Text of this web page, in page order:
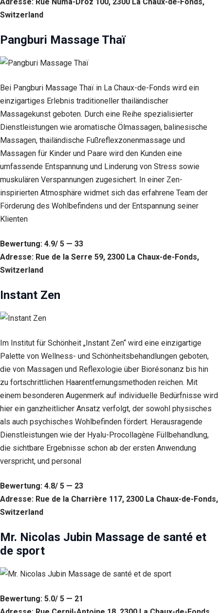
Switzerland
Pangburi Massage Thaï
Bei Pangburi Massage Thaï in La Chaux-de-Fonds wird ein
einzigartiges Erlebnis traditioneller thailändischer
Massagekunst geboten. Durch eine Reihe spezialisierter
Dienstleistungen wie aromatische Ölmassagen, balinesische
Massagen, thailändische Fußreflexzonenmassage und
Massagen für Kinder und Paare wird den Kunden eine
umfassende Entspannung und Linderung von Stress sowie
muskulären Verspannungen zugesichert. In einer Zen-
inspirierten Atmosphäre widmet sich das erfahrene Team der
Förderung des Wohlbefindens und der Entspannung seiner
Klienten
Bewertung: 4.9/ 5 — 33
Adresse: Rue de la Serre 59, 2300 La Chaux-de-Fonds,
Switzerland
Instant Zen
Im Institut für Schönheit „Instant Zen“ wird eine einzigartige
Palette von Wellness- und Schönheitsbehandlungen geboten,
die von Massagen und Reflexologie über Biorésonanz bis hin
zu fortschrittlichen Haarentfernungsmethoden reichen. Mit
einem besonderen Augenmerk auf individuelle Bedürfnisse wird
hier ein ganzheitlicher Ansatz verfolgt, der sowohl physisches
als auch psychisches Wohlbefinden fördert. Herausragende
Dienstleistungen wie der Hyalu-Procollagène Füllbehandlung,
die sichtbare Ergebnisse schon ab der ersten Anwendung
verspricht, und personal
Bewertung: 4.8/ 5 — 23
Adresse: Rue de la Charrière 117, 2300 La Chaux-de-Fonds,
Switzerland
Mr. Nicolas Jubin Massage de santé et
de sport
Bewertung: 5.0/ 5 — 21
personalisierte
Inhalte und
sehen.